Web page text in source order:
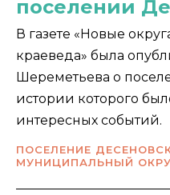
поселении
В газете «Новые
краеведа» была
Шереметьева о
истории которого
интересных событий.
ПОСЕЛЕНИЕ
МУНИЦИПАЛЬНЫЙ